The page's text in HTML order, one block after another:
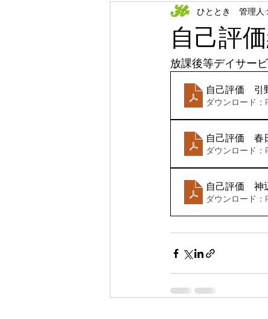
自己評
ひととき 管理人
放課後等デイサー
自己評価 引
ダウンロード：
自己評価 春
ダウンロード：
自己評価 神
ダウンロード：